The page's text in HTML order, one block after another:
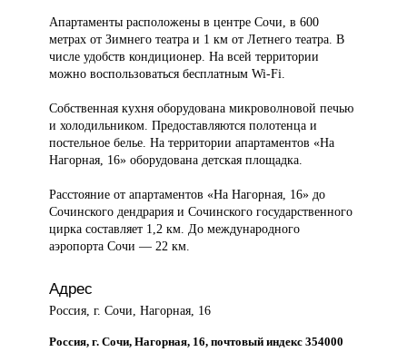
Апартаменты расположеныв центре Сочи, в 600
метрах от Зимнего театра и 1 км от Летнего театра. В
числе удобств кондиционер. На всей территории
можно воспользоваться бесплатным Wi-Fi.
Собственная кухня оборудована микроволновой печью
и холодильником. Предоставляются полотенца и
постельное белье. На территории апартаментов «На
Нагорная, 16» оборудована детская площадка.
Расстояние от апартаментов «На Нагорная, 16» до
Сочинского дендрария и Сочинского государственного
цирка составляет 1,2 км. До международного
аэропорта Сочи — 22 км.
Адрес
Россия, г. Сочи, Нагорная, 16
Россия, г. Сочи, Нагорная, 16, почтовый индекс 354000